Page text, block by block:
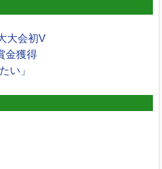
大会初V
金獲得
い」